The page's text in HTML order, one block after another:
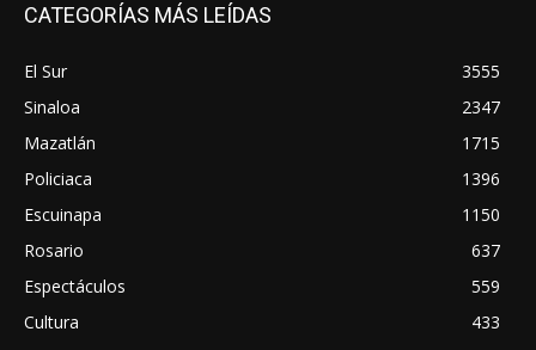
CATEGORÍAS MÁS LEÍDAS
El Sur
3555
Sinaloa
2347
Mazatlán
1715
Policiaca
1396
Escuinapa
1150
Rosario
637
Espectáculos
559
Cultura
433